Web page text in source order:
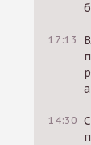
17:13
14:30